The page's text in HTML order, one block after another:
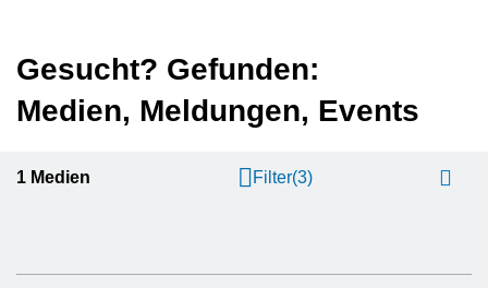
Gesucht? Gefunden:
Medien, Meldungen, Events
1 Medien Filter(3)